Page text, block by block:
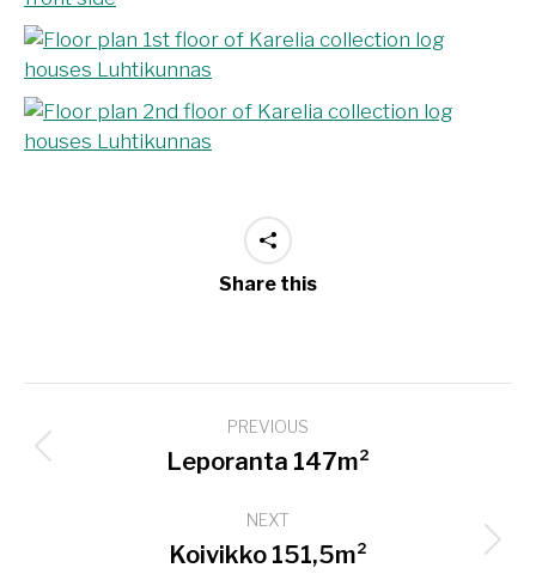
Share this
navigation
PREVIOUS
Previous
Leporanta 147m²
NEXT
Next
Koivikko 151,5m²